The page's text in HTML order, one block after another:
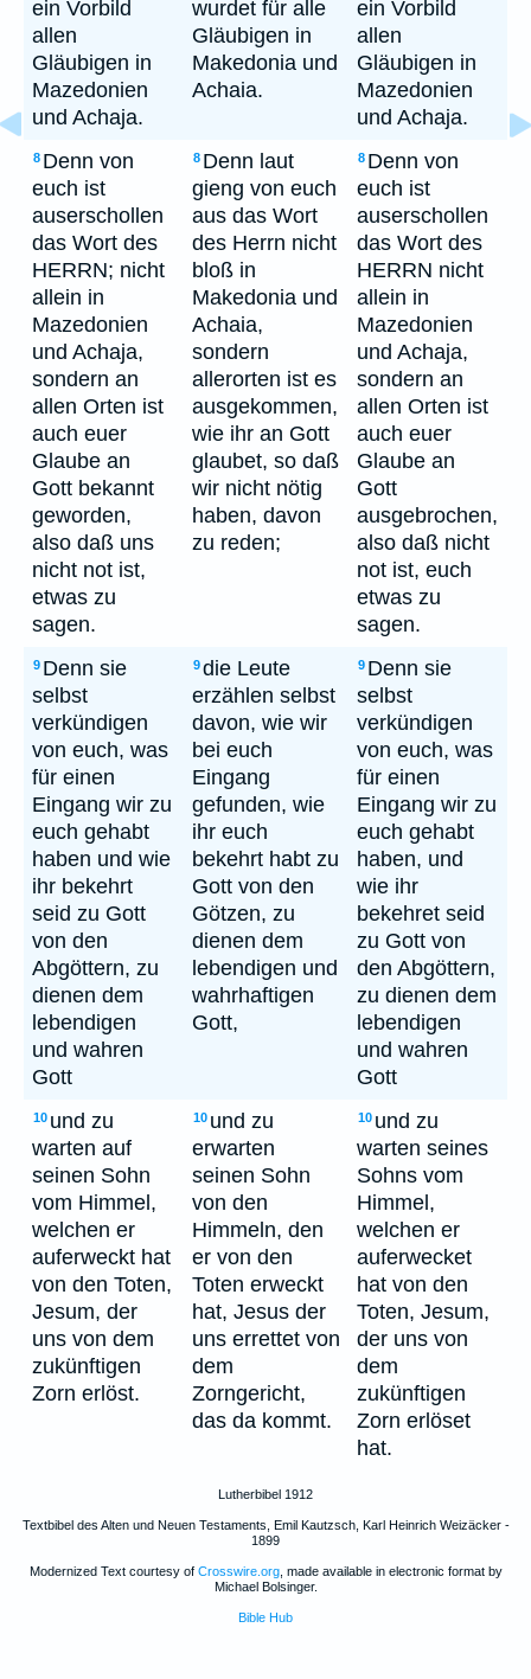
ein Vorbild
allen
Gläubigen in
Mazedonien
und Achaja.
wurdet für alle
Gläubigen in
Makedonia und
Achaia.
ein Vorbild
allen
Gläubigen in
Mazedonien
und Achaja.
8 Denn von
euch ist
auserschollen
das Wort des
HERRN; nicht
allein in
Mazedonien
und Achaja,
sondern an
allen Orten ist
auch euer
Glaube an
Gott bekannt
geworden,
also daß uns
nicht not ist,
etwas zu
sagen.
8 Denn laut
gieng von euch
aus das Wort
des Herrn nicht
bloß in
Makedonia und
Achaia,
sondern
allerorten ist es
ausgekommen,
wie ihr an Gott
glaubet, so daß
wir nicht nötig
haben, davon
zu reden;
8 Denn von
euch ist
auserschollen
das Wort des
HERRN nicht
allein in
Mazedonien
und Achaja,
sondern an
allen Orten ist
auch euer
Glaube an
Gott
ausgebrochen,
also daß nicht
not ist, euch
etwas zu
sagen.
9 Denn sie
selbst
verkündigen
von euch, was
für einen
Eingang wir zu
euch gehabt
haben und wie
ihr bekehrt
seid zu Gott
von den
Abgöttern, zu
dienen dem
lebendigen
und wahren
Gott
9die Leute
erzählen selbst
davon, wie wir
bei euch
Eingang
gefunden, wie
ihr euch
bekehrt habt zu
Gott von den
Götzen, zu
dienen dem
lebendigen und
wahrhaftigen
Gott,
9 Denn sie
selbst
verkündigen
von euch, was
für einen
Eingang wir zu
euch gehabt
haben, und
wie ihr
bekehret seid
zu Gott von
den Abgöttern,
zu dienen dem
lebendigen
und wahren
Gott
10 und zu
warten auf
seinen Sohn
vom Himmel,
welchen er
auferweckt hat
von den Toten,
Jesum, der
uns von dem
zukünftigen
Zorn erlöst.
10 und zu
erwarten
seinen Sohn
von den
Himmeln, den
er von den
Toten erweckt
hat, Jesus der
uns errettet von
dem
Zorngericht,
das da kommt.
10 und zu
warten seines
Sohns vom
Himmel,
welchen er
auferwecket
hat von den
Toten, Jesum,
der uns von
dem
zukünftigen
Zorn erlöset
hat.
Lutherbibel 1912
Textbibel des Alten und Neuen Testaments, Emil Kautzsch, Karl Heinrich Weizäcker -
1899
Modernized Text courtesy of Crosswire.org, made available in electronic format by
Michael Bolsinger.
Bible Hub